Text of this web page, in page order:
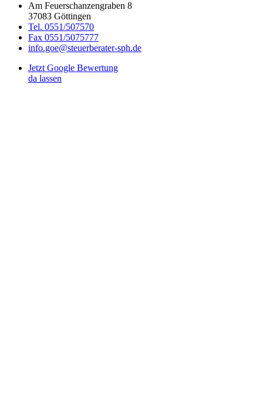
Am Feuerschanzengraben 8
37083 Göttingen
Tel. 0551/507570
Fax 0551/5075777
info.goe@steuerberater-sph.de
Jetzt Google Bewertung
da lassen